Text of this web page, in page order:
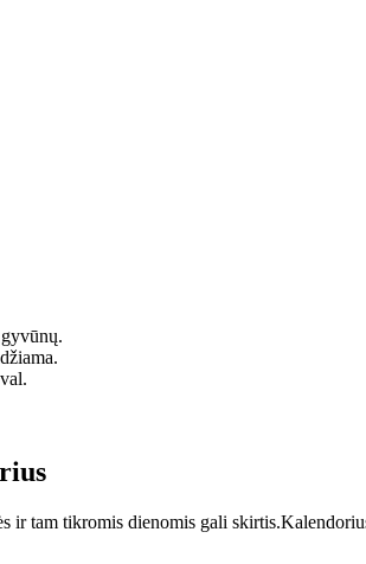
ir tam tikromis dienomis gali skirtis.